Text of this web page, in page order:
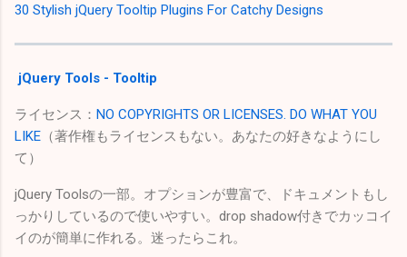
30 Stylish jQuery Tooltip Plugins For Catchy Designs
jQuery Tools - Tooltip
ライセンス： NO COPYRIGHTS OR LICENSES. DO WHAT YOU
LIKE （著作権もライセンスもない。あなたの好きなようにし
て）
jQuery Toolsの一部。オプションが豊富で、ドキュメントもし
っかりしているので使いやすい。drop shadow付きでカッコイ
イのが簡単に作れる。迷ったらこれ。